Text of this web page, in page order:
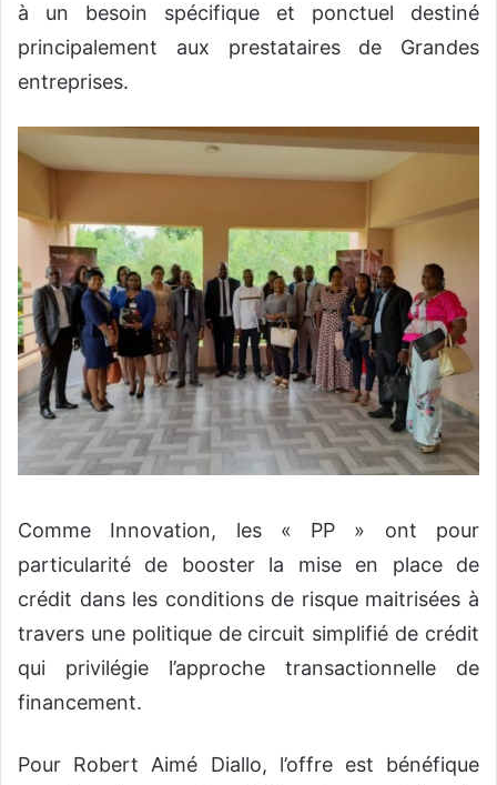
à un besoin spécifique et ponctuel destiné
principalement aux prestataires de Grandes
entreprises.
Comme Innovation, les « PP » ont pour
particularité de booster la mise en place de
crédit dans les conditions de risque maitrisées à
travers une politique de circuit simplifié de crédit
qui privilégie l’approche transactionnelle de
financement.
Pour Robert Aimé Diallo, l’offre est bénéfique